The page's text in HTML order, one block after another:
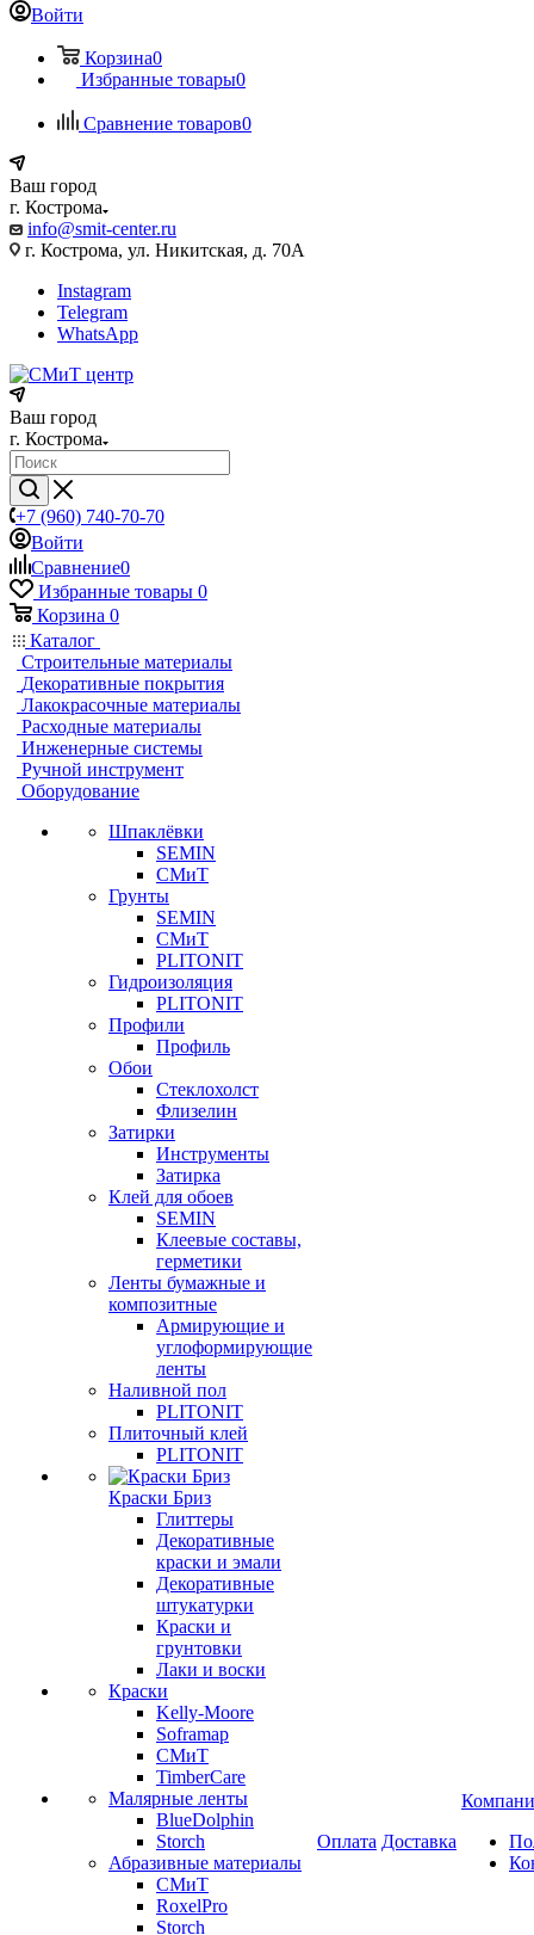
Войти
Корзина0
Избранные товары0
Сравнение товаров0
Ваш город
г. Кострома
info@smit-center.ru
г. Кострома, ул. Никитская, д. 70А
Instagram
Telegram
WhatsApp
Ваш город
г. Кострома
+7 (960) 740-70-70
Войти
Сравнение0
Избранные товары 0
Корзина 0
Каталог
Строительные материалы
Декоративные покрытия
Лакокрасочные материалы
Расходные материалы
Инженерные системы
Ручной инструмент
Оборудование
Шпаклёвки
SEMIN
СМиТ
Грунты
SEMIN
СМиТ
PLITONIT
Гидроизоляция
PLITONIT
Профили
Профиль
Обои
Стеклохолст
Флизелин
Затирки
Инструменты
Затирка
Клей для обоев
SEMIN
Клеевые составы,
герметики
Ленты бумажные и
композитные
Армирующие и
углоформирующие
ленты
Наливной пол
PLITONIT
Плиточный клей
PLITONIT
Краски Бриз
Глиттеры
Декоративные
краски и эмали
Декоративные
штукатурки
Краски и
грунтовки
Лаки и воски
Краски
Kelly-Moore
Soframap
СМиТ
TimberCare
Малярные ленты
BlueDolphin
Storch
Абразивные материалы
СМиТ
RoxelPro
Storch
Оплата Доставка